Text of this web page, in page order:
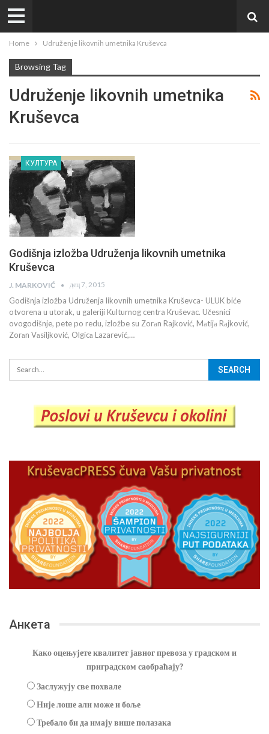
Home Udruženje likovnih umetnika Kruševca
Browsing Tag
Udruženje likovnih umetnika
Kruševca
КУЛТУРА
Godišnja izložba Udruženja likovnih umetnika
Kruševca
J. MARKOVIĆ дец 7, 2015
Godišnja izložba Udruženja likovnih umetnika Kruševca- ULUK biće
otvorena u utorak, u galeriji Kulturnog centra Kruševac. Učesnici
ovogodišnje, pete po redu, izložbe su Zorаn Rajković, Mаtijа Rаjković,
Zorаn Vаsiljković, Olgicа Lazarević,…
Анкета
Како оцењујете квалитет јавног превоза у градском и
приградском саобраћају?
Заслужују све похвале
Није лоше али може и боље
Требало би да имају више полазака